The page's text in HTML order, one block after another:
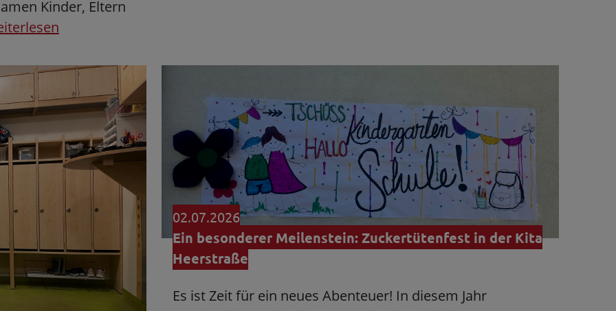
Kinder, Eltern
02.07.2026
Ein besonderer Meilenstein: Zuckertütenfest in der Kita
Heerstraße
Es ist Zeit für ein neues Abenteuer! In diesem Jahr